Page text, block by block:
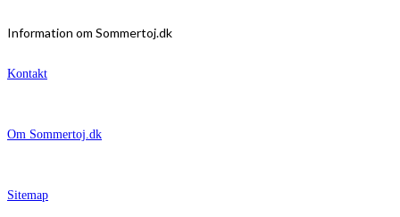
Information om Sommertoj.dk
Kontakt
Om Sommertoj.dk
Sitemap